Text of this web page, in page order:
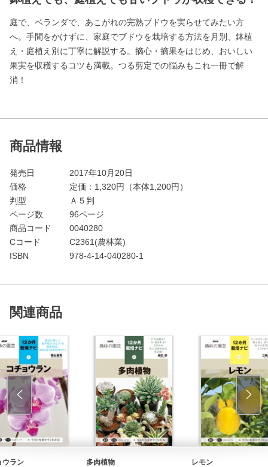
庭で、ベランダで、あこがれの完熟ブドウを実らせてみたい方
へ。手間をかけずに、家庭でブドウを栽培する方法を月別、鉢植
え・庭植え別に丁寧に解説する。摘心・摘果をはじめ、おいしい
果実を収穫するコツも満載。つる剪定での悩みもこれ一冊で解
消！
商品情報
発売日
2017年10月20日
価格
定価： 1,320円（本体1,200円）
判型
Ａ５判
ページ数
96ページ
商品コード
0040280
Cコード
C2361(農林業)
ISBN
978-4-14-040280-1
関連商品
ウラン 多肉植物 レモン